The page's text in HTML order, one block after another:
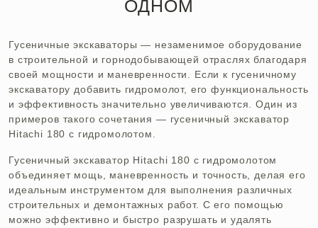
ОДНОМ
Гусеничные экскаваторы — незаменимое оборудование
в строительной и горнодобывающей отраслях благодаря
своей мощности и маневренности. Если к гусеничному
экскаватору добавить гидромолот, его функциональность
и эффективность значительно увеличиваются. Один из
примеров такого сочетания — гусеничный экскаватор
Hitachi 180 с гидромолотом.
Гусеничный экскаватор Hitachi 180 с гидромолотом
объединяет мощь, маневренность и точность, делая его
идеальным инструментом для выполнения различных
строительных и демонтажных работ. С его помощью
можно эффективно и быстро разрушать и удалять